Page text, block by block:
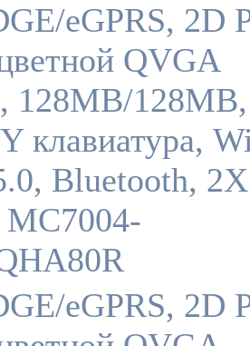
eGPRS, 2D
QVGA
128MB/128MB,
клавиатура,
Bluetooth,
eGPRS, 2D